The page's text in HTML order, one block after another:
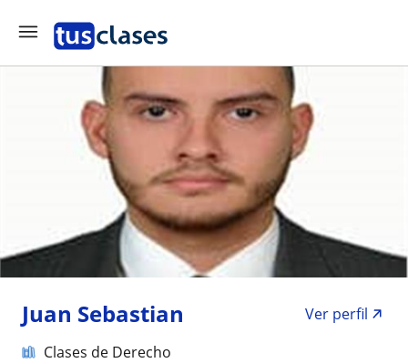
Juan Sebastian
Ver perfil
Clases de Derecho